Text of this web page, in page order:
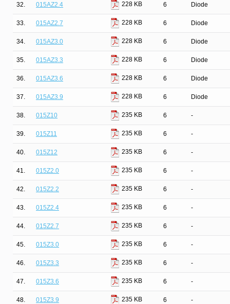
32. 015AZ2.4 228 KB 6 Diode
33. 015AZ2.7 228 KB 6 Diode
34. 015AZ3.0 228 KB 6 Diode
35. 015AZ3.3 228 KB 6 Diode
36. 015AZ3.6 228 KB 6 Diode
37. 015AZ3.9 228 KB 6 Diode
38. 015Z10 235 KB 6 -
39. 015Z11 235 KB 6 -
40. 015Z12 235 KB 6 -
41. 015Z2.0 235 KB 6 -
42. 015Z2.2 235 KB 6 -
43. 015Z2.4 235 KB 6 -
44. 015Z2.7 235 KB 6 -
45. 015Z3.0 235 KB 6 -
46. 015Z3.3 235 KB 6 -
47. 015Z3.6 235 KB 6 -
48. 015Z3.9 235 KB 6 -